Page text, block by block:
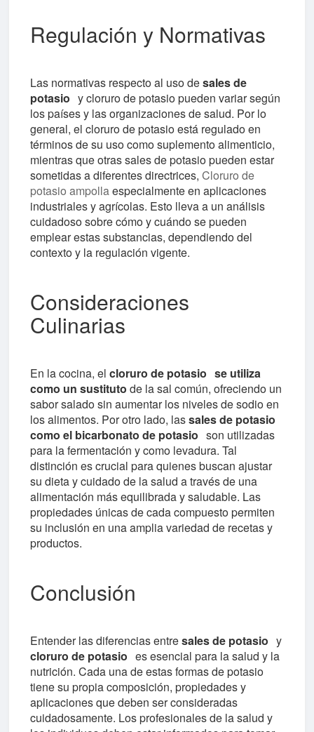
Regulación y Normativas
Las normativas respecto al uso desales de
potasio y cloruro de potasio pueden variar según
los países y las organizaciones de salud. Por lo
general, el cloruro de potasio está regulado en
términos de su uso como suplemento alimenticio,
mientras que otras sales de potasio pueden estar
sometidas a diferentes directrices,Cloruro de
potasio ampollaespecialmente en aplicaciones
industriales y agrícolas. Esto lleva a un análisis
cuidadoso sobre cómo y cuándo se pueden
emplear estas substancias, dependiendo del
contexto y la regulación vigente.
Consideraciones
Culinarias
En la cocina, elcloruro de potasio se utiliza
como un sustituto de la sal común, ofreciendo un
sabor salado sin aumentar los niveles de sodio en
los alimentos. Por otro lado, lassales de potasio
como el bicarbonato de potasio son utilizadas
para la fermentación y como levadura. Tal
distinción es crucial para quienes buscan ajustar
su dieta y cuidado de la salud a través de una
alimentación más equilibrada y saludable. Las
propiedades únicas de cada compuesto permiten
su inclusión en una amplia variedad de recetas y
productos.
Conclusión
Entender las diferencias entresales de potasio y
cloruro de potasio es esencial para la salud y la
nutrición. Cada una de estas formas de potasio
tiene su propia composición, propiedades y
aplicaciones que deben ser consideradas
cuidadosamente. Los profesionales de la salud y